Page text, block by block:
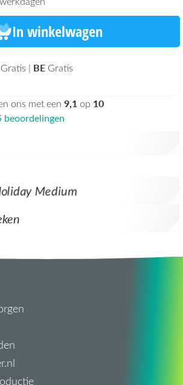
In winkelwagen
Gratis | BE Gratis
ons met een 9,1 op 10
beoordelingen
Medium